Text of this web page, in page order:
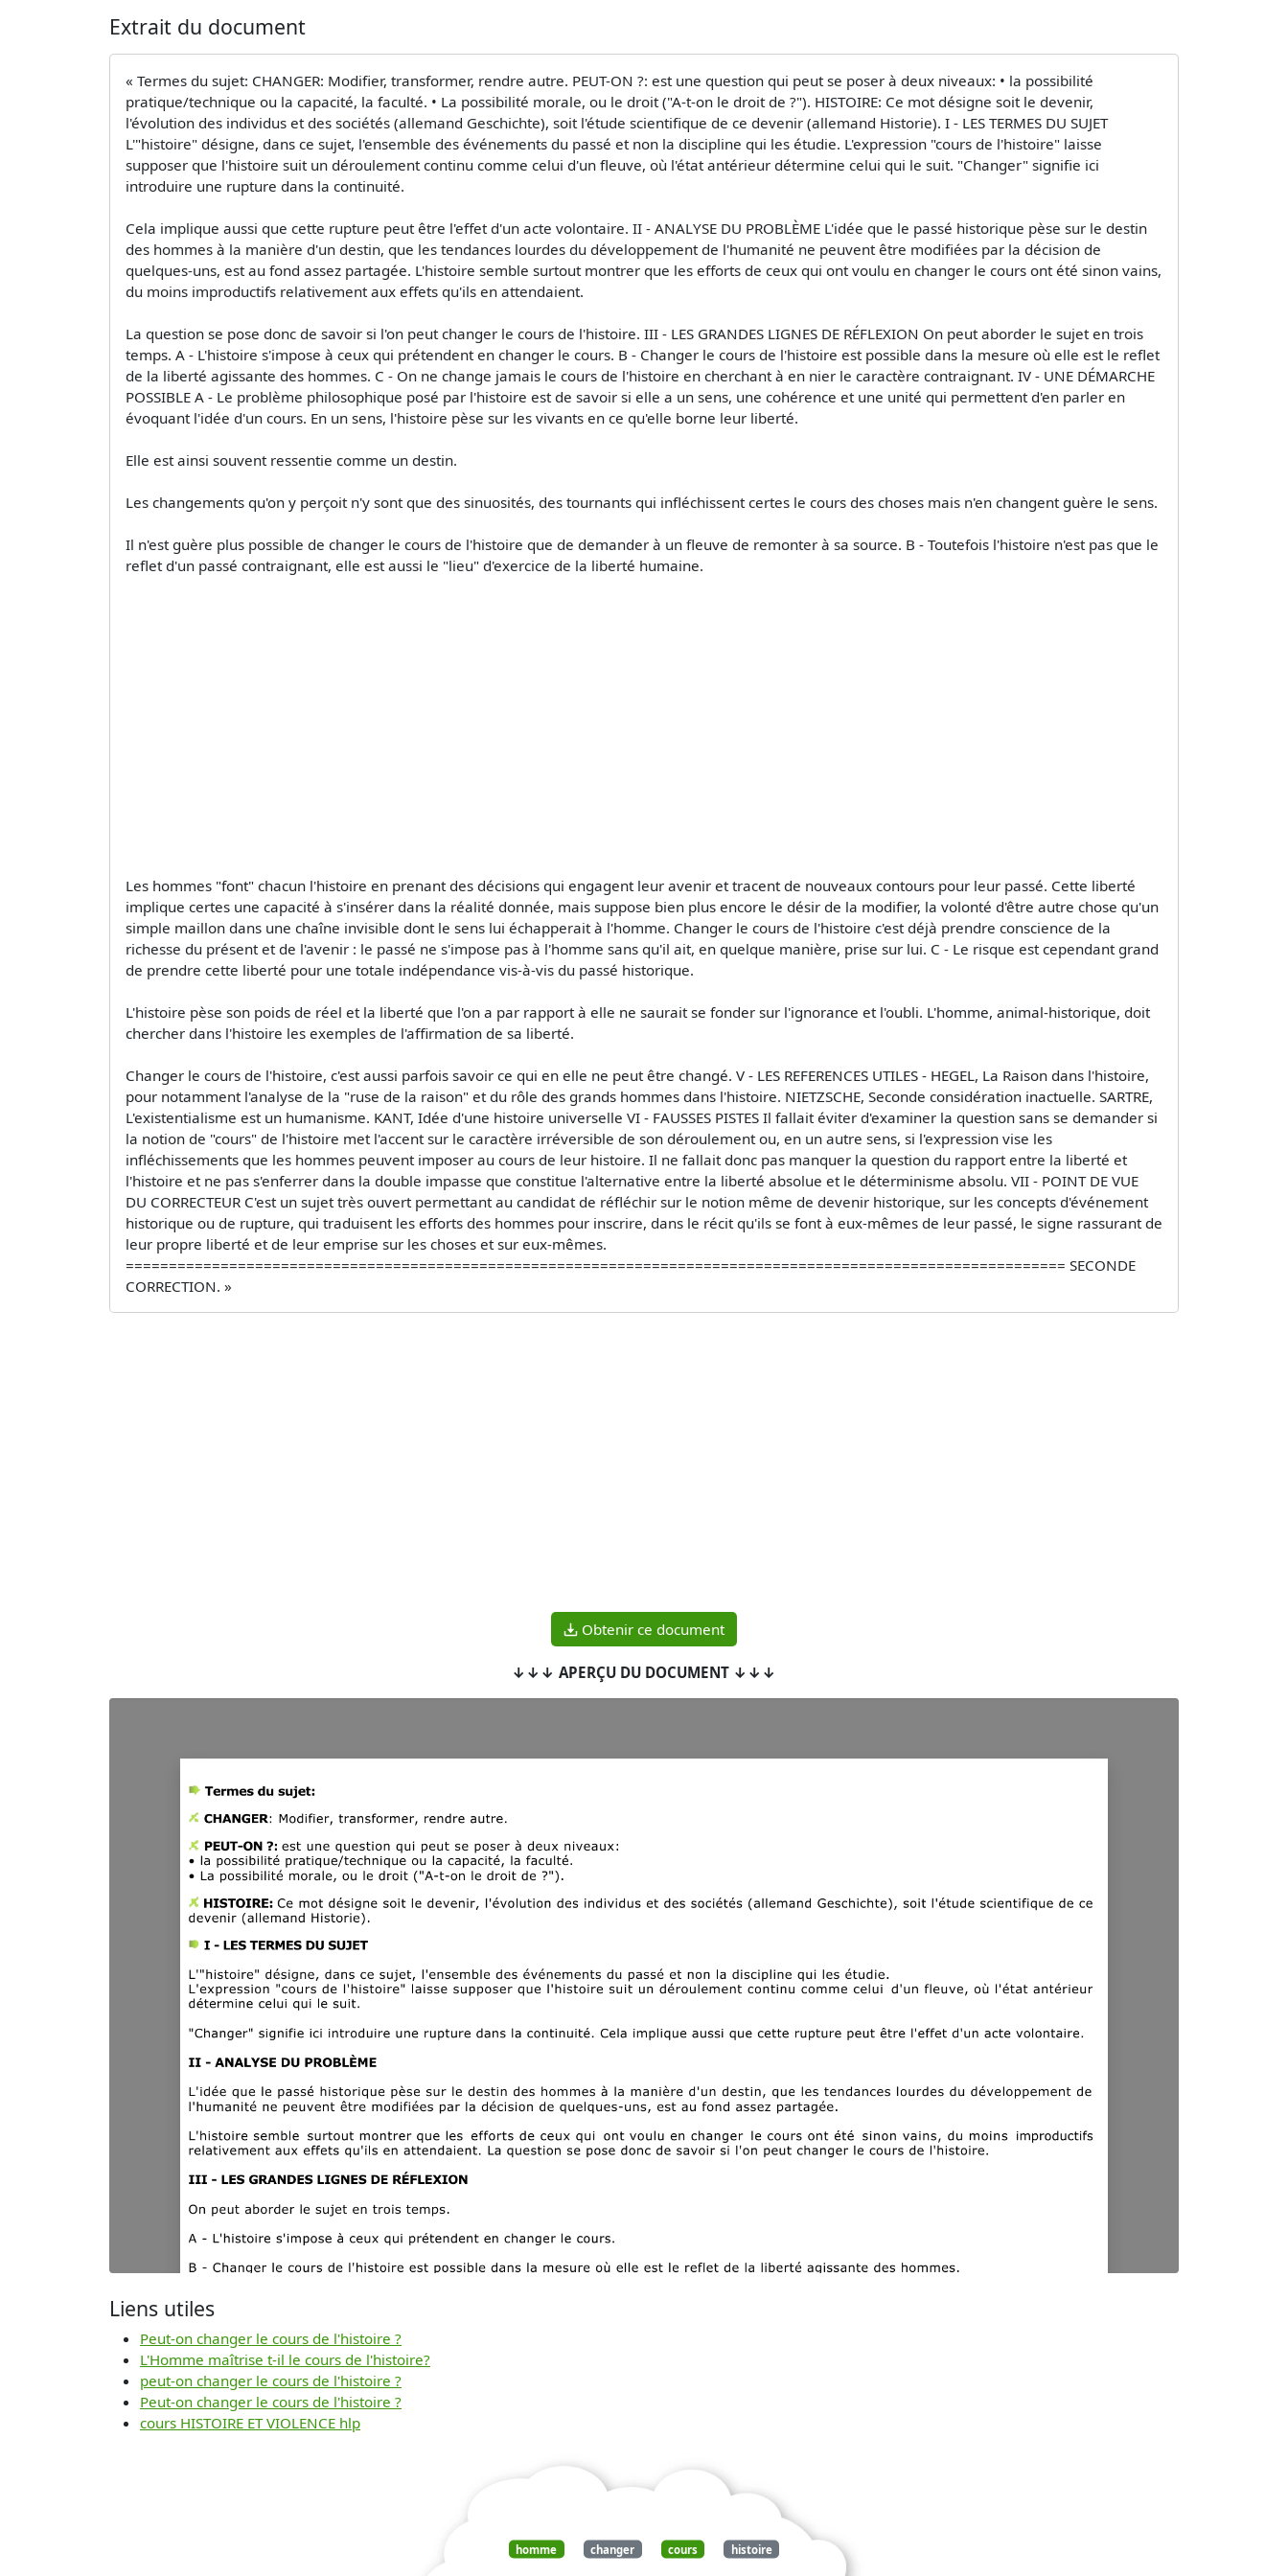
Extrait du document
« Termes du sujet: CHANGER: Modifier, transformer, rendre autre. PEUT-ON ?: est une question qui peut se poser à deux niveaux: • la possibilité
pratique/technique ou la capacité, la faculté. • La possibilité morale, ou le droit ("A-t-on le droit de ?"). HISTOIRE: Ce mot désigne soit le devenir,
l'évolution des individus et des sociétés (allemand Geschichte), soit l'étude scientifique de ce devenir (allemand Historie). I - LES TERMES DU SUJET
L'"histoire" désigne, dans ce sujet, l'ensemble des événements du passé et non la discipline qui les étudie. L'expression "cours de l'histoire" laisse
supposer que l'histoire suit un déroulement continu comme celui d'un fleuve, où l'état antérieur détermine celui qui le suit. "Changer" signifie ici
introduire une rupture dans la continuité.
Cela implique aussi que cette rupture peut être l'effet d'un acte volontaire. II - ANALYSE DU PROBLÈME L'idée que le passé historique pèse sur le destin
des hommes à la manière d'un destin, que les tendances lourdes du développement de l'humanité ne peuvent être modifiées par la décision de
quelques-uns, est au fond assez partagée. L'histoire semble surtout montrer que les efforts de ceux qui ont voulu en changer le cours ont été sinon vains,
du moins improductifs relativement aux effets qu'ils en attendaient.
La question se pose donc de savoir si l'on peut changer le cours de l'histoire. III - LES GRANDES LIGNES DE RÉFLEXION On peut aborder le sujet en trois
temps. A - L'histoire s'impose à ceux qui prétendent en changer le cours. B - Changer le cours de l'histoire est possible dans la mesure où elle est le reflet
de la liberté agissante des hommes. C - On ne change jamais le cours de l'histoire en cherchant à en nier le caractère contraignant. IV - UNE DÉMARCHE
POSSIBLE A - Le problème philosophique posé par l'histoire est de savoir si elle a un sens, une cohérence et une unité qui permettent d'en parler en
évoquant l'idée d'un cours. En un sens, l'histoire pèse sur les vivants en ce qu'elle borne leur liberté.
Elle est ainsi souvent ressentie comme un destin.
Les changements qu'on y perçoit n'y sont que des sinuosités, des tournants qui infléchissent certes le cours des choses mais n'en changent guère le sens.
Il n'est guère plus possible de changer le cours de l'histoire que de demander à un fleuve de remonter à sa source. B - Toutefois l'histoire n'est pas que le
reflet d'un passé contraignant, elle est aussi le "lieu" d'exercice de la liberté humaine.
Les hommes "font" chacun l'histoire en prenant des décisions qui engagent leur avenir et tracent de nouveaux contours pour leur passé. Cette liberté
implique certes une capacité à s'insérer dans la réalité donnée, mais suppose bien plus encore le désir de la modifier, la volonté d'être autre chose qu'un
simple maillon dans une chaîne invisible dont le sens lui échapperait à l'homme. Changer le cours de l'histoire c'est déjà prendre conscience de la
richesse du présent et de l'avenir : le passé ne s'impose pas à l'homme sans qu'il ait, en quelque manière, prise sur lui. C - Le risque est cependant grand
de prendre cette liberté pour une totale indépendance vis-à-vis du passé historique.
L'histoire pèse son poids de réel et la liberté que l'on a par rapport à elle ne saurait se fonder sur l'ignorance et l'oubli. L'homme, animal-historique, doit
chercher dans l'histoire les exemples de l'affirmation de sa liberté.
Changer le cours de l'histoire, c'est aussi parfois savoir ce qui en elle ne peut être changé. V - LES REFERENCES UTILES - HEGEL, La Raison dans l'histoire,
pour notamment l'analyse de la "ruse de la raison" et du rôle des grands hommes dans l'histoire. NIETZSCHE, Seconde considération inactuelle. SARTRE,
L'existentialisme est un humanisme. KANT, Idée d'une histoire universelle VI - FAUSSES PISTES Il fallait éviter d'examiner la question sans se demander si
la notion de "cours" de l'histoire met l'accent sur le caractère irréversible de son déroulement ou, en un autre sens, si l'expression vise les
infléchissements que les hommes peuvent imposer au cours de leur histoire. Il ne fallait donc pas manquer la question du rapport entre la liberté et
l'histoire et ne pas s'enferrer dans la double impasse que constitue l'alternative entre la liberté absolue et le déterminisme absolu. VII - POINT DE VUE
DU CORRECTEUR C'est un sujet très ouvert permettant au candidat de réfléchir sur le notion même de devenir historique, sur les concepts d'événement
historique ou de rupture, qui traduisent les efforts des hommes pour inscrire, dans le récit qu'ils se font à eux-mêmes de leur passé, le signe rassurant de
leur propre liberté et de leur emprise sur les choses et sur eux-mêmes.
============================================================================================================= SECONDE
CORRECTION. »
Obtenir ce document
↓↓↓ APERÇU DU DOCUMENT ↓↓↓
document
Liens utiles
Peut-on changer le cours de l'histoire ?
L'Homme maîtrise t-il le cours de l'histoire?
peut-on changer le cours de l'histoire ?
Peut-on changer le cours de l'histoire ?
cours HISTOIRE ET VIOLENCE hlp
homme changer cours histoire